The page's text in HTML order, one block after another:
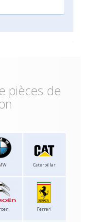
pièces de
Caterpillar
Ferrari